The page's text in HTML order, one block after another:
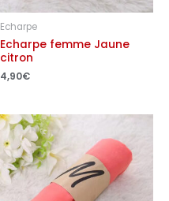
Echarpe
Echarpe femme Jaune
citron
4,90€